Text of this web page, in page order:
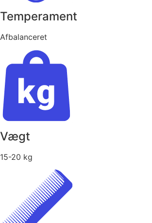
Temperament
Afbalanceret
Vægt
15-20 kg